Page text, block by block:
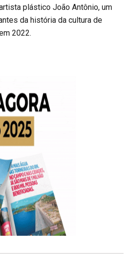
plástico João Antônio, um
da história da cultura de
2022.